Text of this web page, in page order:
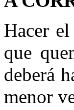
Hacer
que
deberá
menor